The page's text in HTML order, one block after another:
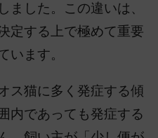
ました。この違いは、
定する上で極めて重要
います。
ス猫に多く発症する傾
内であっても発症する